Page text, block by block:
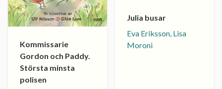
Kommissarie
Gordon och Paddy.
Största minsta
polisen
Julia busar
Eva Eriksson, Lisa
Moroni